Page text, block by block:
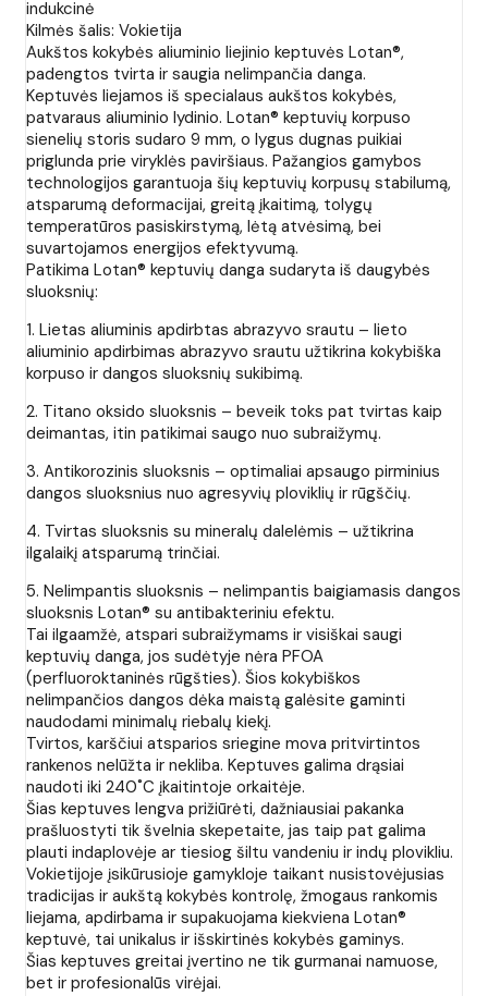
indukcinė
Kilmės šalis: Vokietija
Aukštos kokybės aliuminio liejinio keptuvės Lotan®,
padengtos tvirta ir saugia nelimpančia danga.
Keptuvės liejamos iš specialaus aukštos kokybės,
patvaraus aliuminio lydinio. Lotan® keptuvių korpuso
sienelių storis sudaro 9 mm, o lygus dugnas puikiai
priglunda prie viryklės paviršiaus. Pažangios gamybos
technologijos garantuoja šių keptuvių korpusų stabilumą,
atsparumą deformacijai, greitą įkaitimą, tolygų
temperatūros pasiskirstymą, lėtą atvėsimą, bei
suvartojamos energijos efektyvumą.
Patikima Lotan® keptuvių danga sudaryta iš daugybės
sluoksnių:
1. Lietas aliuminis apdirbtas abrazyvo srautu – lieto
aliuminio apdirbimas abrazyvo srautu užtikrina kokybiška
korpuso ir dangos sluoksnių sukibimą.
2. Titano oksido sluoksnis – beveik toks pat tvirtas kaip
deimantas, itin patikimai saugo nuo subraižymų.
3. Antikorozinis sluoksnis – optimaliai apsaugo pirminius
dangos sluoksnius nuo agresyvių ploviklių ir rūgščių.
4. Tvirtas sluoksnis su mineralų dalelėmis – užtikrina
ilgalaikį atsparumą trinčiai.
5. Nelimpantis sluoksnis – nelimpantis baigiamasis dangos
sluoksnis Lotan® su antibakteriniu efektu.
Tai ilgaamžė, atspari subraižymams ir visiškai saugi
keptuvių danga, jos sudėtyje nėra PFOA
(perfluoroktaninės rūgšties). Šios kokybiškos
nelimpančios dangos dėka maistą galėsite gaminti
naudodami minimalų riebalų kiekį.
Tvirtos, karščiui atsparios sriegine mova pritvirtintos
rankenos nelūžta ir nekliba. Keptuves galima drąsiai
naudoti iki 240˚C įkaitintoje orkaitėje.
Šias keptuves lengva prižiūrėti, dažniausiai pakanka
prašluostyti tik švelnia skepetaite, jas taip pat galima
plauti indaplovėje ar tiesiog šiltu vandeniu ir indų plovikliu.
Vokietijoje įsikūrusioje gamykloje taikant nusistovėjusias
tradicijas ir aukštą kokybės kontrolę, žmogaus rankomis
liejama, apdirbama ir supakuojama kiekviena Lotan®
keptuvė, tai unikalus ir išskirtinės kokybės gaminys.
Šias keptuves greitai įvertino ne tik gurmanai namuose,
bet ir profesionalūs virėjai.